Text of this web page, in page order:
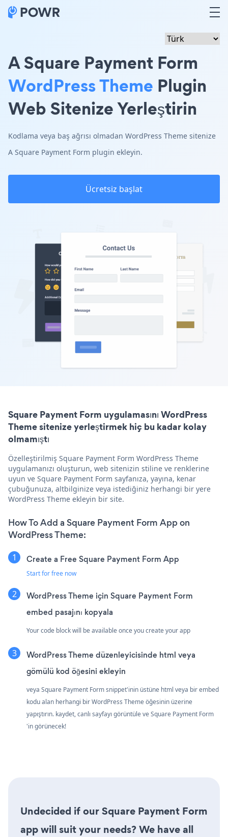
A Square Payment Form
WordPress Theme Plugin
Web Sitenize Yerleştirin
Kodlama veya baş ağrısı olmadan WordPress Theme sitenize
A Square Payment Form plugin ekleyin.
Ücretsiz başlat
Square Payment Form uygulamasını WordPress
Theme sitenize yerleştirmek hiç bu kadar kolay
olmamıştı
Özelleştirilmiş Square Payment Form WordPress Theme
uygulamanızı oluşturun, web sitenizin stiline ve renklerine
uyun ve Square Payment Form sayfanıza, yayına, kenar
çubuğunuza, altbilginize veya istediğiniz herhangi bir yere
WordPress Theme ekleyin bir site.
How To Add a Square Payment Form App on
WordPress Theme:
Create a Free Square Payment Form App
Start for free now
WordPress Theme için Square Payment Form
embed pasajını kopyala
Your code block will be available once you create your app
WordPress Theme düzenleyicisinde html veya
gömülü kod öğesini ekleyin
veya Square Payment Form snippet'inin üstüne html veya bir embed
kodu alan herhangi bir WordPress Theme öğesinin üzerine
yapıştırın. kaydet, canlı sayfayı görüntüle ve Square Payment Form
'in görünecek!
Undecided if our Square Payment Form
app will suit your needs? We have all